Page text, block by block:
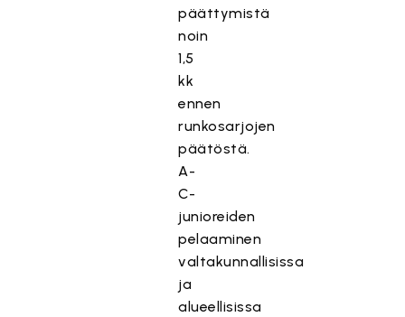
päättymistä
noin
1,5
kk
ennen
runkosarjojen
päätöstä.
A-
C-
junioreiden
pelaaminen
valtakunnallisissa
ja
alueellisissa